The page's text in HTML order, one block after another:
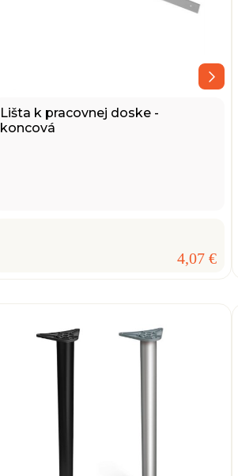
Lišta k pracovnej doske -
koncová
4,07 €